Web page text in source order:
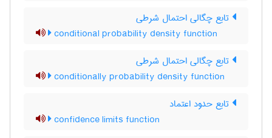
تابع چگالی احتمال شرطی
conditional probability density function
تابع چگالی احتمال شرطی
conditionally probability density function
تابع حدود اعتماد
confidence limits function